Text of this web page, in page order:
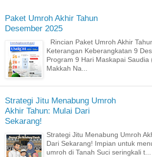
Paket Umroh Akhir Tahun
Desember 2025
Rincian Paket Umroh Akhir
Keterangan Keberangkatan 9
Program 9 Hari Maskapai Saudia
Makkah Na...
Strategi Jitu Menabung Umroh
Akhir Tahun: Mulai Dari
Sekarang!
Strategi Jitu Menabung Umroh
Dari Sekarang! ​Impian untuk
umroh di Tanah Suci seringkali t...